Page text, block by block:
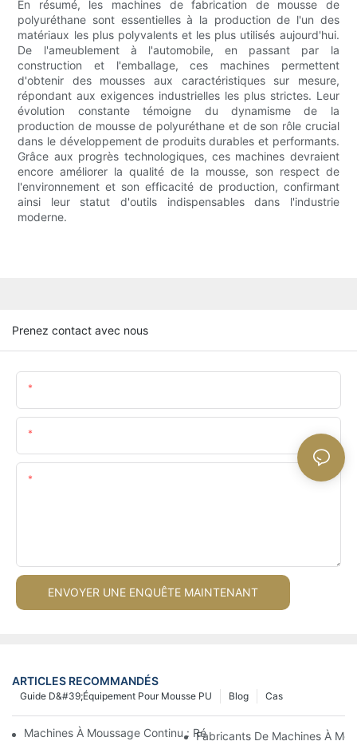
En résumé, les machines de fabrication de mousse de
polyuréthane sont essentielles à la production de l'un des
matériaux les plus polyvalents et les plus utilisés aujourd'hui.
De l'ameublement à l'automobile, en passant par la
construction et l'emballage, ces machines permettent
d'obtenir des mousses aux caractéristiques sur mesure,
répondant aux exigences industrielles les plus strictes. Leur
évolution constante témoigne du dynamisme de la
production de mousse de polyuréthane et de son rôle crucial
dans le développement de produits durables et performants.
Grâce aux progrès technologiques, ces machines devraient
encore améliorer la qualité de la mousse, son respect de
l'environnement et son efficacité de production, confirmant
ainsi leur statut d'outils indispensables dans l'industrie
moderne.
Prenez contact avec nous
ENVOYER UNE ENQUÊTE MAINTENANT
ARTICLES RECOMMANDÉS
Cas
Blog
Guide D&#39;équipement Pour Mousse PU
Machines À Moussage Continu : Révolutionner La Production
Fabricants De Machines À